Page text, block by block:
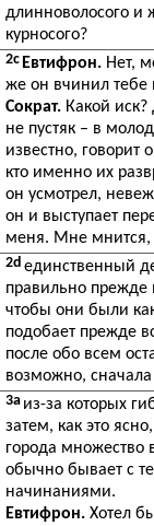
длинноволосого и
курносого?
2c Евтифрон. Нет,
же он вчинил тебе
Сократ. Какой
не пустяк – в
известно,
кто именно их
он усмотрел,
он и выступает
меня. Мне мнится,
2d единственный
правильно прежде
чтобы они были
подобает прежде
после обо всем
возможно, сначала
3a из-за которых
затем, как это
города множество
обычно бывает с
начинаниями.
Евтифрон. Хотел